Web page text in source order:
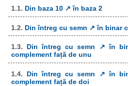
1.1. Din baza 10 ↗ în baza 2
1.2. Din întreg cu semn ↗ în binar
1.3. Din întreg cu semn ↗ în
complement față de unu
1.4. Din întreg cu semn ↗ în
complement față de doi